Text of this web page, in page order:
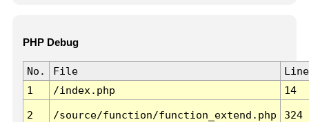
PHP Debug
No. File
Line
1
/index.php 14
2 /source/function/function_extend.php 324